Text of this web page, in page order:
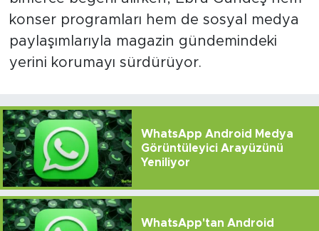
konser programları hem de sosyal medya
paylaşımlarıyla magazin gündemindeki
yerini korumayı sürdürüyor.
WhatsApp Android Medya
Görüntüleyici Arayüzünü
Yeniliyor
WhatsApp'tan Android